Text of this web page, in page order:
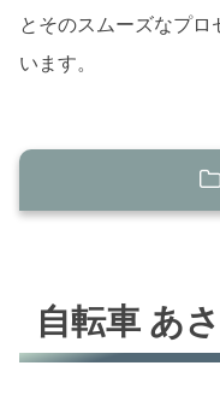
とそのスムーズなプ
います。
利用のメリ
自転車 あ